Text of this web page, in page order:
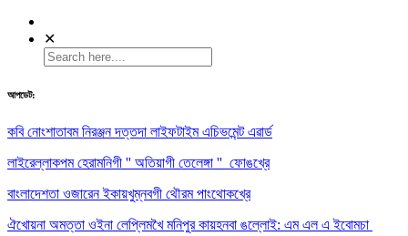
✕
আপডেট:
কবি নোংশাতাবম নিরঞ্জন দত্তদা লাইফটাইম এচিভমেন্ট এৱার্ড
লাইরেল্লাকপম হেরামনিগী '' অতিয়াগী তেলেঙ্গা '' ফোঙখ্রে
বাংলাদেশতা ওজারেন ইকায়খুম্নবগী থৌরম পাংথোকখ্রে
ঐখোয়না অমত্তা ওইনা লেপ্লিমখৈ মনিপুর কায়হনবা ঙল্লোই: এম এল এ ইবোমচা